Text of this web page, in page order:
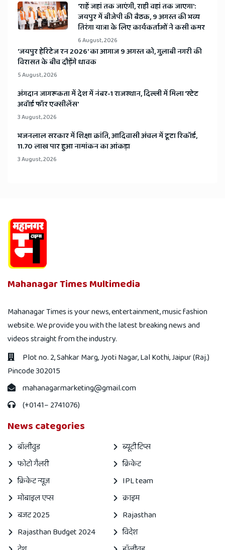
'राहें जहां तक जाएंगी, राही वहां तक जाएगा':
जयपुर में बीजेपी की बैठक, 9 अगस्त की भव्य
तिरंगा यात्रा के लिए कार्यकर्ताओं ने कसी कमर
6 August, 2026
​'जयपुर हेरिटेज रन 2026' का आगाज 9 अगस्त को, गुलाबी नगरी की
विरासत के बीच दौड़ेंगे धावक
5 August, 2026
अंगदान जागरूकता में देश में नंबर-1 राजस्थान, दिल्ली में मिला 'स्टेट
अवॉर्ड फॉर एक्सीलेंस'
3 August, 2026
भजनलाल सरकार में शिक्षा क्रांति, आदिवासी अंचल में टूटा रिकॉर्ड,
11.70 लाख पार हुआ नामांकन का आंकड़ा
3 August, 2026
Mahanagar Times Multimedia
Mahanagar Times is your news, entertainment, music fashion
website. We provide you with the latest breaking news and
videos straight from the industry.
Plot no. 2, Sahkar Marg, Jyoti Nagar, Lal Kothi, Jaipur (Raj.)
Pincode 302015
mahanagarmarketing@gmail.com
(+0141– 2741076)
News categories
बॉलीवुड
ब्यूटी टिप्स
फोटो गैलरी
क्रिकेट
क्रिकेट न्यूज़
IPL team
मोबाइल एप्स
क्राइम
बजट 2025
Rajasthan
Rajasthan Budget 2024
विदेश